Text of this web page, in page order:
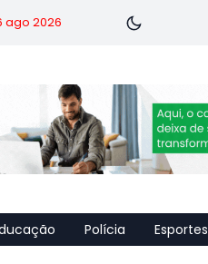
ago 2026
Polícia Esportes